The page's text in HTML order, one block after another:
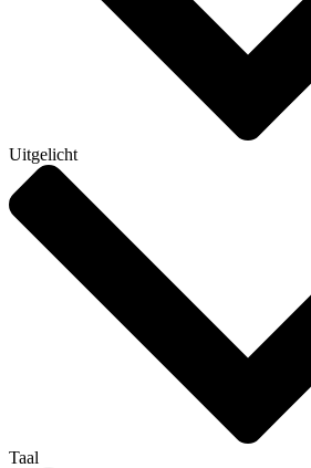
Uitgelicht
Taal